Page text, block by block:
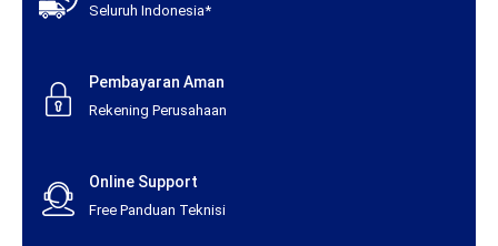
Seluruh Indonesia*
Pembayaran Aman
Rekening Perusahaan
Online Support
Free Panduan Teknisi